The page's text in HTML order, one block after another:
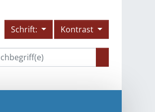
Schrift: Kontrast